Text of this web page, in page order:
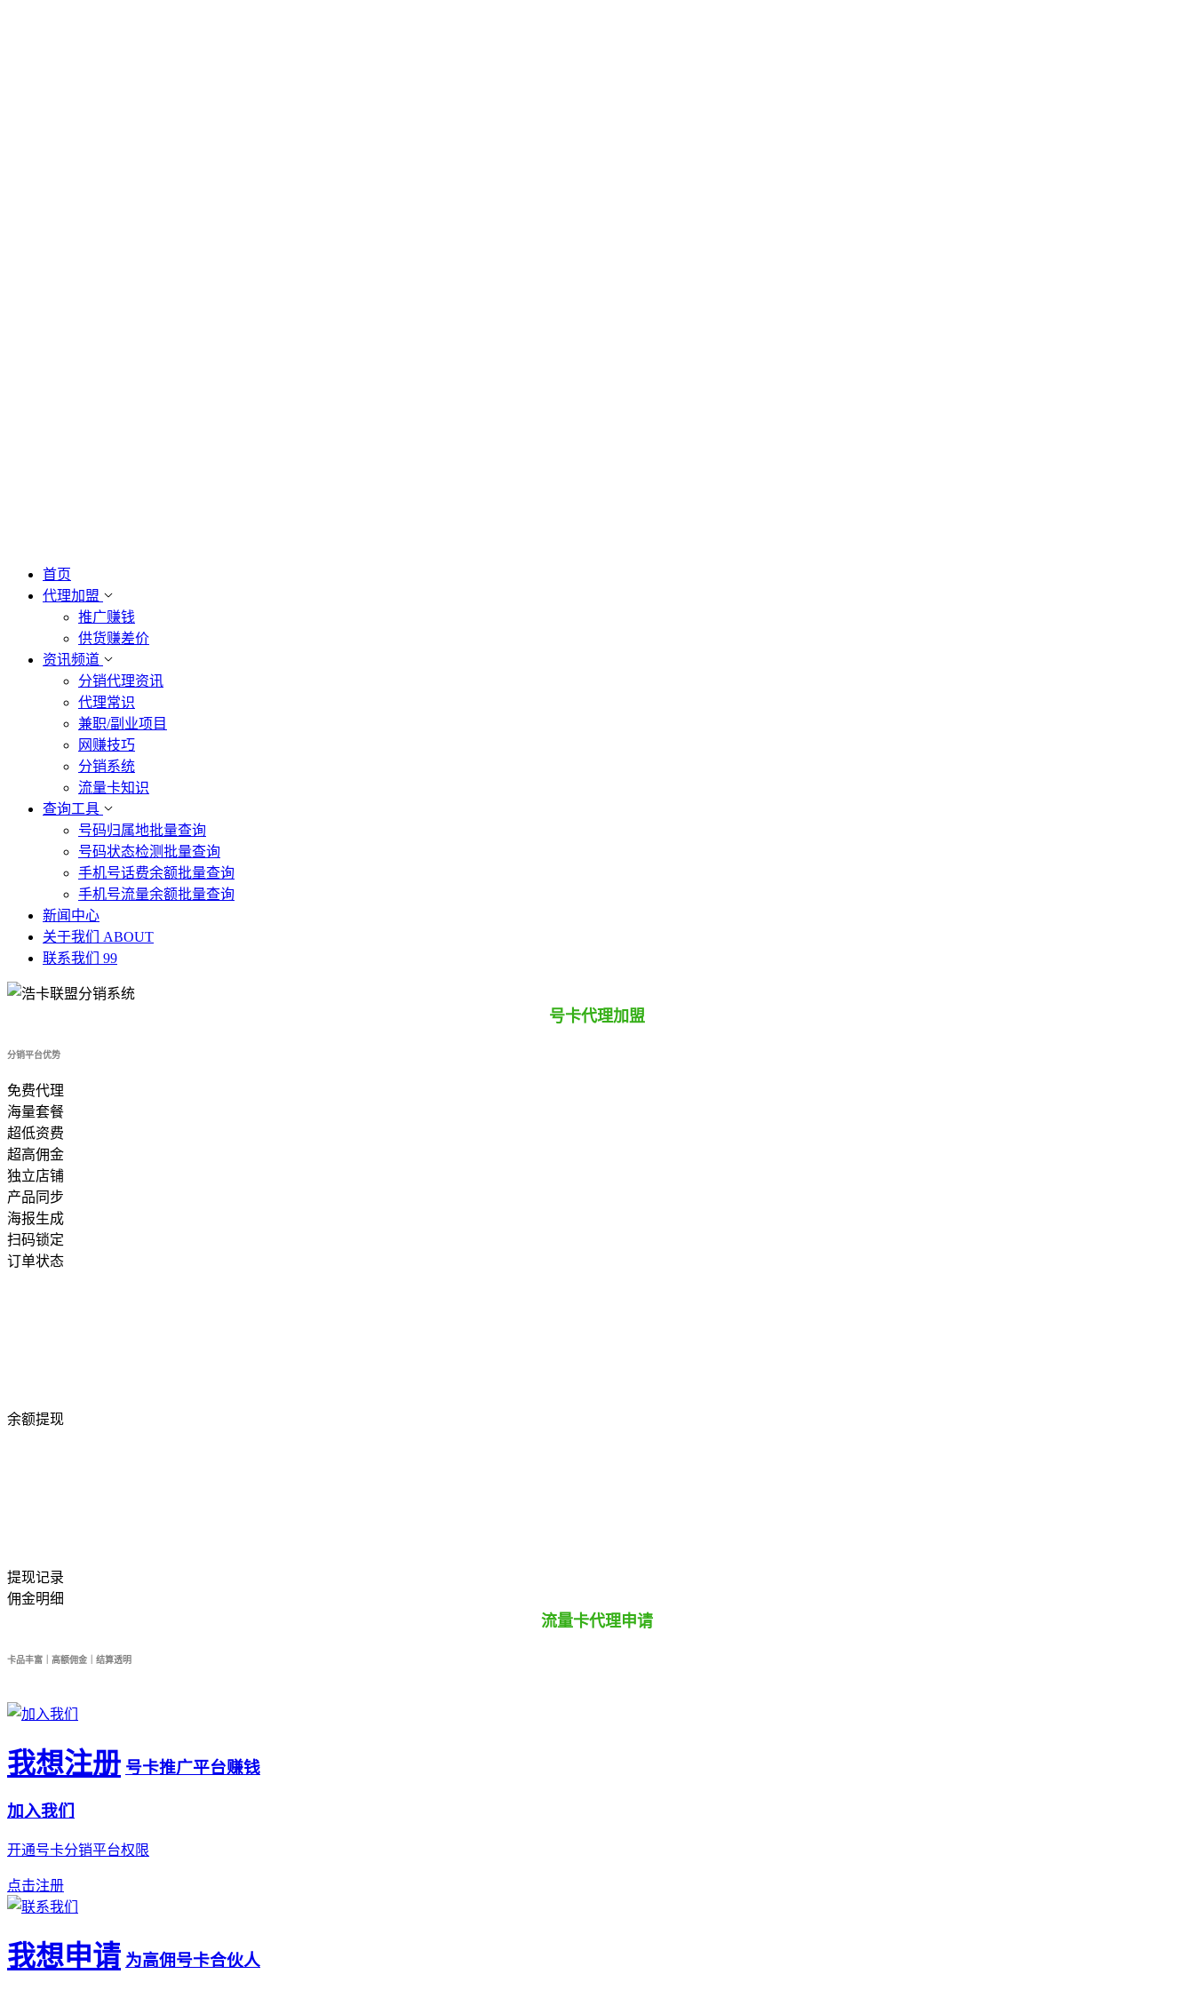
首页
代理加盟
推广赚钱
供货赚差价
资讯频道
分销代理资讯
代理常识
兼职/副业项目
网赚技巧
分销系统
流量卡知识
查询工具
号码归属地批量查询
号码状态检测批量查询
手机号话费余额批量查询
手机号流量余额批量查询
新闻中心
关于我们 ABOUT
联系我们 99
号卡代理加盟
分销平台优势
免费代理
海量套餐
超低资费
超高佣金
独立店铺
产品同步
海报生成
扫码锁定
订单状态
余额提现
提现记录
佣金明细
流量卡代理申请
卡品丰富｜高额佣金｜结算透明
我想注册 号卡推广平台赚钱
加入我们
开通号卡分销平台权限
点击注册
我想申请 为高佣号卡合伙人